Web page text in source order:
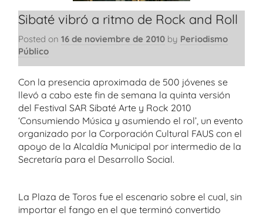
Sibaté vibró a ritmo de Rock and Roll
Posted on 16 de noviembre de 2010 by Periodismo
Público
Con la presencia aproximada de 500 jóvenes se
llevó a cabo este fin de semana la quinta versión
del Festival SAR Sibaté Arte y Rock 2010
‘Consumiendo Música y asumiendo el rol’, un evento
organizado por la Corporación Cultural FAUS con el
apoyo de la Alcaldía Municipal por intermedio de la
Secretaría para el Desarrollo Social.
La Plaza de Toros fue el escenario sobre el cual, sin
importar el fango en el que terminó convertido